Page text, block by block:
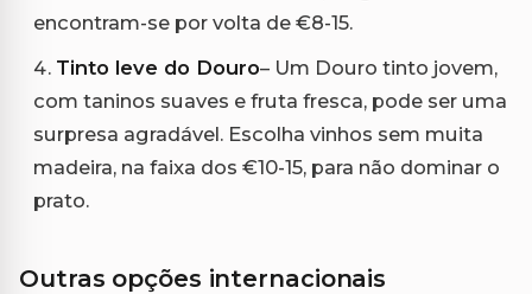
encontram-se por volta de €8-15.
Tinto leve do Douro– Um Douro tinto jovem,
com taninos suaves e fruta fresca, pode ser uma
surpresa agradável. Escolha vinhos sem muita
madeira, na faixa dos €10-15, para não dominar o
prato.
Outras opções internacionais